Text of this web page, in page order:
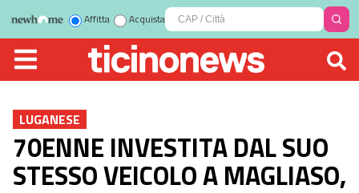
Affitta Acquista
LUGANESE
70ENNE INVESTITA DAL SUO
STESSO VEICOLO A MAGLIASO,